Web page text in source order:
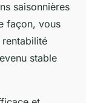
saisonnières
façon, vous
stable